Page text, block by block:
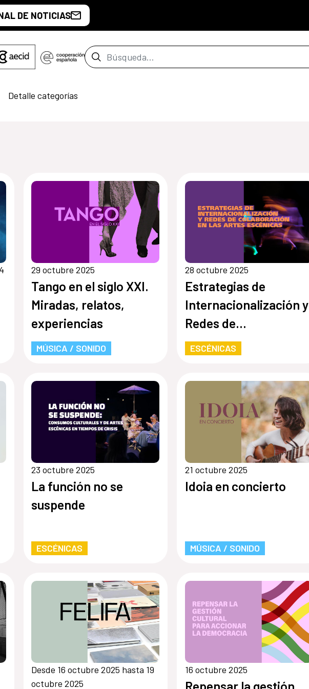
DE NOTICIAS
Barra de búsqueda
Detalle categorías
29 octubre 2025
Tango en el siglo XXI.
Miradas, relatos,
experiencias
MÚSICA / SONIDO
28 octubre 2025
Estrategias de
Internacionalización y
Redes de
Colaboración en las
Artes Escénicas
dictada por Toni
ESCÉNICAS
23 octubre 2025
La función no se
suspende
ESCÉNICAS
21 octubre 2025
Idoia en concierto
MÚSICA / SONIDO
Desde 16 octubre 2025 hasta 19
octubre 2025
16 octubre 2025
Repensar la gestión